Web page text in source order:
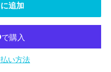
追加
い方法